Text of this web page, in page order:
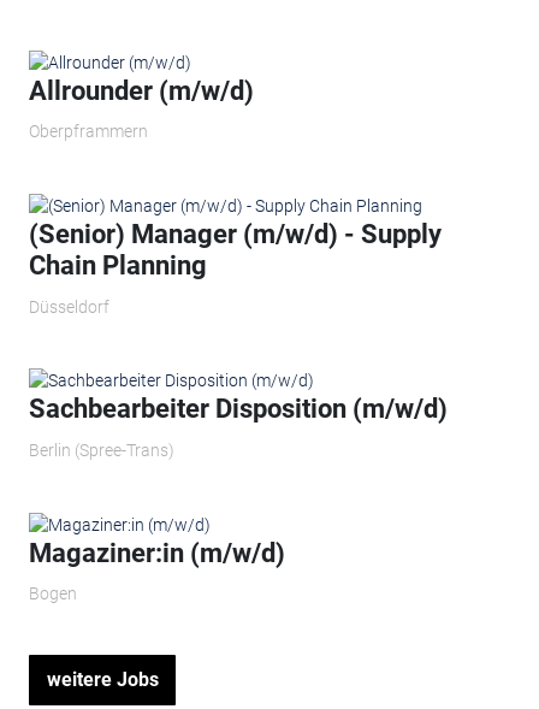
Allrounder (m/w/d)
Oberpframmern
(Senior) Manager (m/w/d) - Supply
Chain Planning
Düsseldorf
Sachbearbeiter Disposition (m/w/d)
Berlin (Spree-Trans)
Magaziner:in (m/w/d)
Bogen
weitere Jobs